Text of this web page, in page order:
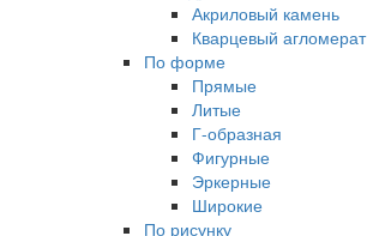
Акриловый камень
Кварцевый агломерат
По форме
Прямые
Литые
Г-образная
Фигурные
Эркерные
Широкие
По рисунку